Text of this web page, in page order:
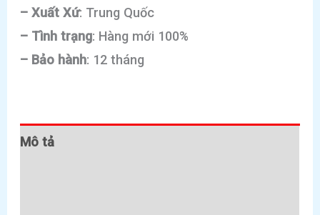
– Xuất Xứ: Trung Quốc
– Tình trạng: Hàng mới 100%
– Bảo hành: 12 tháng
Mô tả